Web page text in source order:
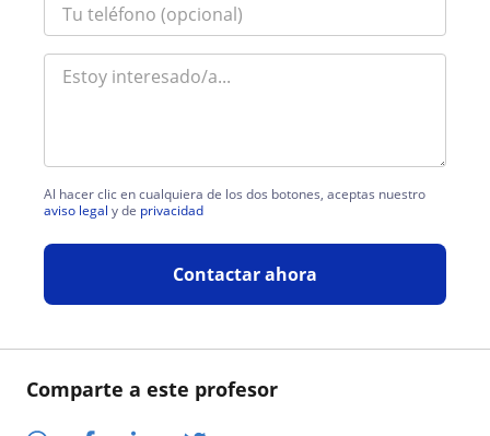
Comparte a este profesor
Al hacer clic en cualquiera de los dos botones, aceptas nuestro
aviso legal y de privacidad
Contactar ahora